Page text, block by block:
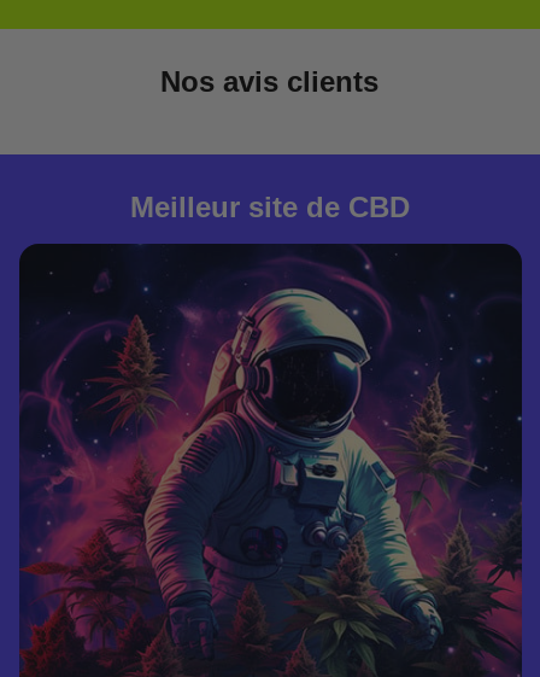
Nos avis clients
Meilleur site de CBD